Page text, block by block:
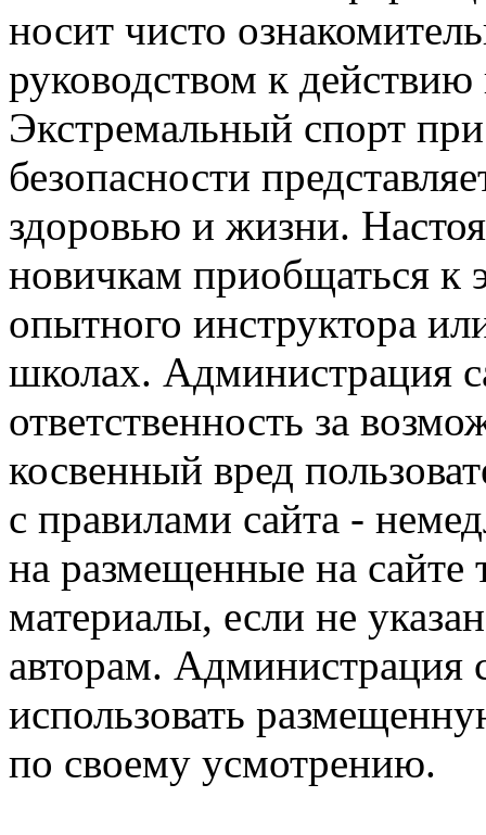
носит чисто
руководством к
Экстремальный спорт
безопасности
здоровью и жизни.
новичкам приобщаться к
опытного инструктора
школах. Администрация
ответственность за
косвенный вред
с правилами сайта -
на размещенные на сайте
материалы, если не
авторам. Администрация
использовать
по своему усмотрению.